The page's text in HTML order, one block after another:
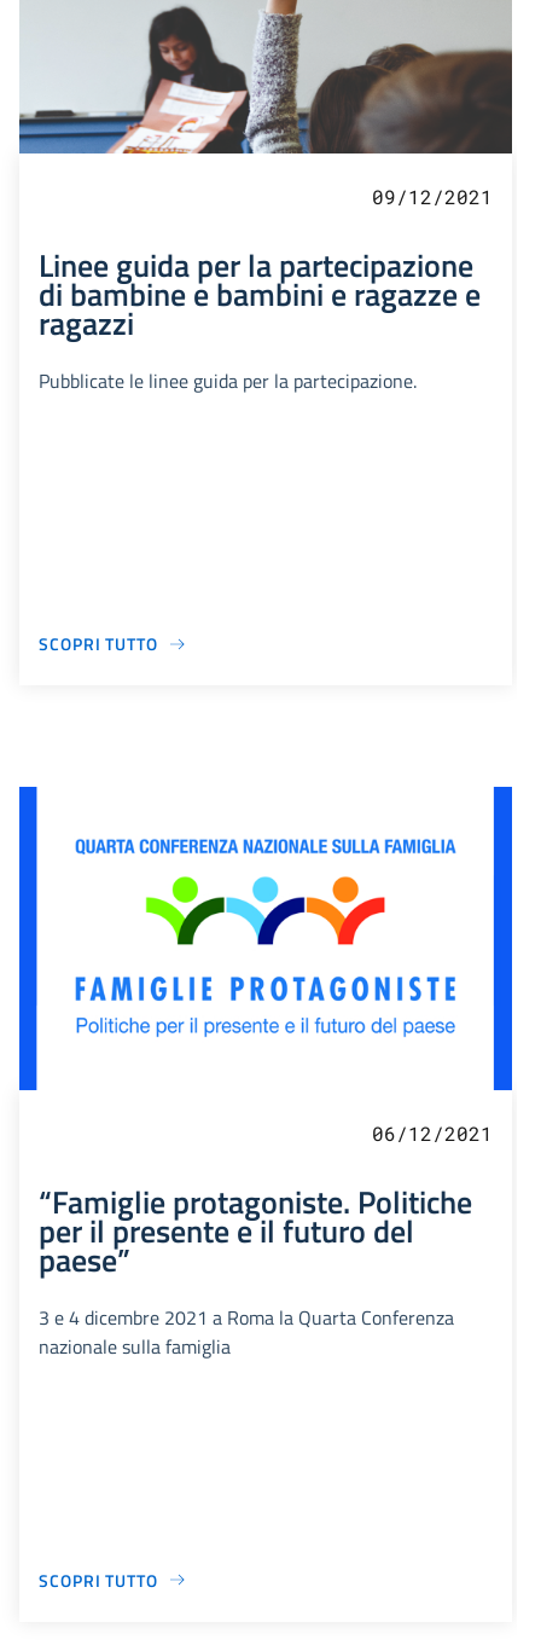
09/12/2021
Linee guida per la partecipazione
di bambine e bambini e ragazze e
ragazzi
Pubblicate le linee guida per la partecipazione.
SCOPRI TUTTO
06/12/2021
“Famiglie protagoniste. Politiche
per il presente e il futuro del
paese”
3 e 4 dicembre 2021 a Roma la Quarta Conferenza
nazionale sulla famiglia
SCOPRI TUTTO